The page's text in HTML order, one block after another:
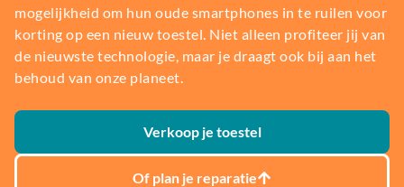
mogelijkheid om hun oude smartphones in te ruilen voor
korting op een nieuw toestel. Niet alleen profiteer jij van
de nieuwste technologie, maar je draagt ook bij aan het
behoud van onze planeet.
Verkoop je toestel
Of plan je reparatie